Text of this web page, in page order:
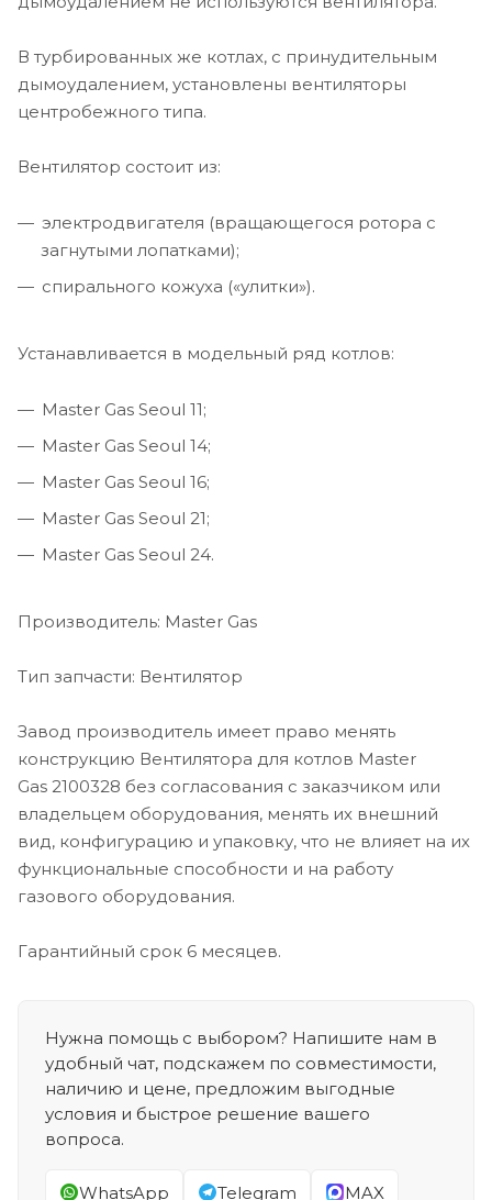
В турбированных же котлах, с принудительным
дымоудалением, установлены вентиляторы
центробежного типа.
Вентилятор состоит из:
электродвигателя (вращающегося ротора с
загнутыми лопатками);
спирального кожуха («улитки»).
Устанавливается в модельный ряд котлов:
Master Gas Seoul 11;
Master Gas Seoul 14;
Master Gas Seoul 16;
Master Gas Seoul 21;
Master Gas Seoul 24.
Производитель: Master Gas
Тип запчасти: Вентилятор
Завод производитель имеет право менять
конструкцию Вентилятора для котлов Master
Gas 2100328 без согласования с заказчиком или
владельцем оборудования, менять их внешний
вид, конфигурацию и упаковку, что не влияет на их
функциональные способности и на работу
газового оборудования.
Гарантийный срок 6 месяцев.
Нужна помощь с выбором? Напишите нам в
удобный чат, подскажем по совместимости,
наличию и цене, предложим выгодные
условия и быстрое решение вашего
вопроса.
WhatsApp Telegram MAX